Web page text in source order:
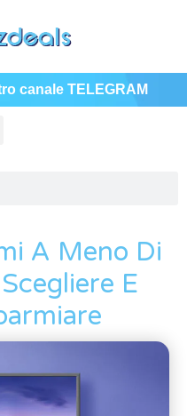
canale TELEGRAM
A Meno Di
E